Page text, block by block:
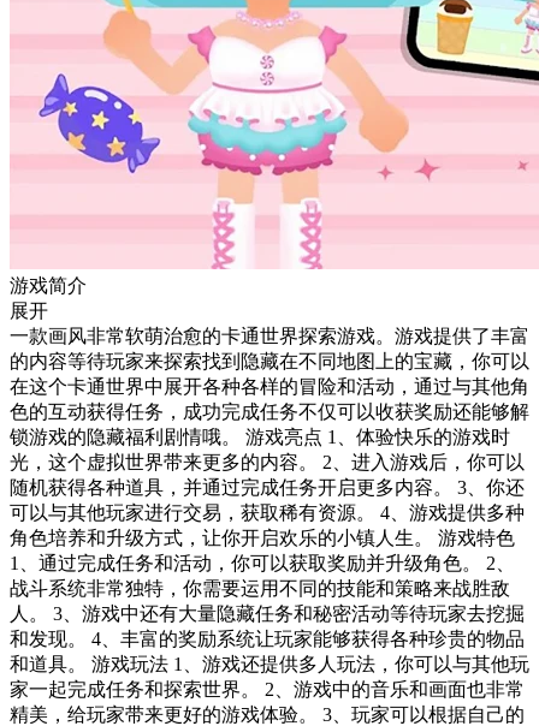
游戏简介
展开
一款画风非常软萌治愈的卡通世界探索游戏。游戏提供了丰富
的内容等待玩家来探索找到隐藏在不同地图上的宝藏，你可以
在这个卡通世界中展开各种各样的冒险和活动，通过与其他角
色的互动获得任务，成功完成任务不仅可以收获奖励还能够解
锁游戏的隐藏福利剧情哦。 游戏亮点 1、体验快乐的游戏时
光，这个虚拟世界带来更多的内容。 2、进入游戏后，你可以
随机获得各种道具，并通过完成任务开启更多内容。 3、你还
可以与其他玩家进行交易，获取稀有资源。 4、游戏提供多种
角色培养和升级方式，让你开启欢乐的小镇人生。 游戏特色
1、通过完成任务和活动，你可以获取奖励并升级角色。 2、
战斗系统非常独特，你需要运用不同的技能和策略来战胜敌
人。 3、游戏中还有大量隐藏任务和秘密活动等待玩家去挖掘
和发现。 4、丰富的奖励系统让玩家能够获得各种珍贵的物品
和道具。 游戏玩法 1、游戏还提供多人玩法，你可以与其他玩
家一起完成任务和探索世界。 2、游戏中的音乐和画面也非常
精美，给玩家带来更好的游戏体验。 3、玩家可以根据自己的